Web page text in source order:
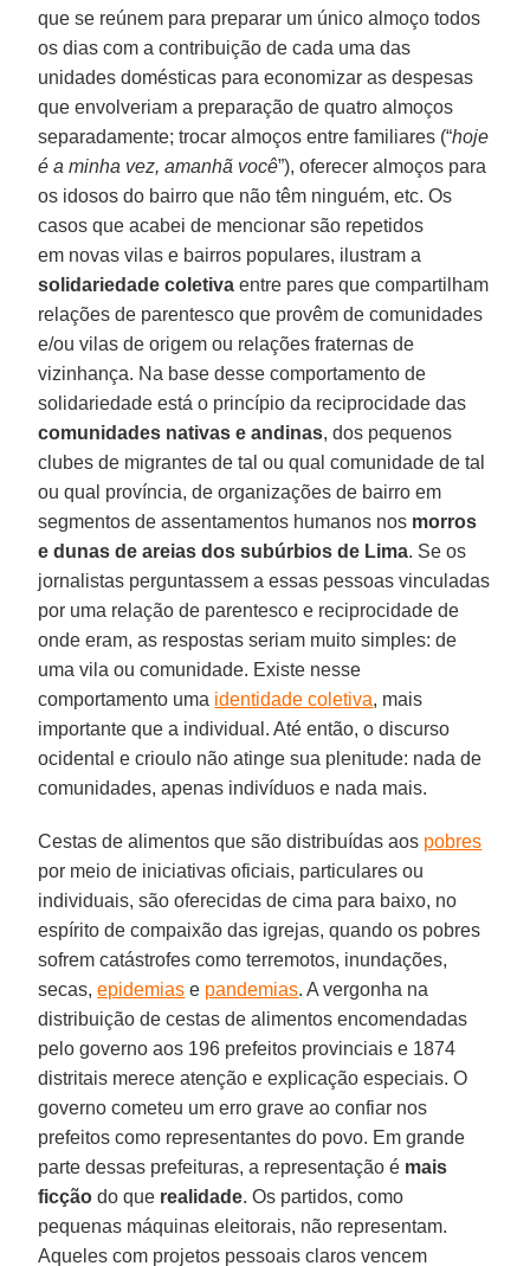
que se reúnem para preparar um único almoço todos
os dias com a contribuição de cada uma das
unidades domésticas para economizar as despesas
que envolveriam a preparação de quatro almoços
separadamente; trocar almoços entre familiares (“hoje
é a minha vez, amanhã você”), oferecer almoços para
os idosos do bairro que não têm ninguém, etc. Os
casos que acabei de mencionar são repetidos
em novas vilas e bairros populares, ilustram a
solidariedade coletiva entre pares que compartilham
relações de parentesco que provêm de comunidades
e/ou vilas de origem ou relações fraternas de
vizinhança. Na base desse comportamento de
solidariedade está o princípio da reciprocidade das
comunidades nativas e andinas, dos pequenos
clubes de migrantes de tal ou qual comunidade de tal
ou qual província, de organizações de bairro em
segmentos de assentamentos humanos nos morros
e dunas de areias dos subúrbios de Lima. Se os
jornalistas perguntassem a essas pessoas vinculadas
por uma relação de parentesco e reciprocidade de
onde eram, as respostas seriam muito simples: de
uma vila ou comunidade. Existe nesse
comportamento uma identidade coletiva, mais
importante que a individual. Até então, o discurso
ocidental e crioulo não atinge sua plenitude: nada de
comunidades, apenas indivíduos e nada mais.
Cestas de alimentos que são distribuídas aos pobres
por meio de iniciativas oficiais, particulares ou
individuais, são oferecidas de cima para baixo, no
espírito de compaixão das igrejas, quando os pobres
sofrem catástrofes como terremotos, inundações,
secas,epidemias e pandemias. A vergonha na
distribuição de cestas de alimentos encomendadas
pelo governo aos 196 prefeitos provinciais e 1874
distritais merece atenção e explicação especiais. O
governo cometeu um erro grave ao confiar nos
prefeitos como representantes do povo. Em grande
parte dessas prefeituras, a representação é mais
ficção do que realidade. Os partidos, como
pequenas máquinas eleitorais, não representam.
Aqueles com projetos pessoais claros vencem